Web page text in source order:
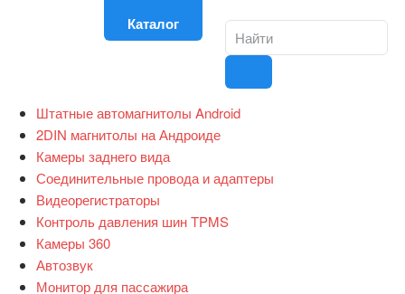
Каталог
Штатные автомагнитолы Android
2DIN магнитолы на Андроиде
Камеры заднего вида
Соединительные провода и адаптеры
Видеорегистраторы
Контроль давления шин TPMS
Камеры 360
Автозвук
Монитор для пассажира